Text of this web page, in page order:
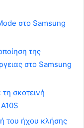
στο Samsung
της
στο Samsung
σκοτεινή
του ήχου κλήσης